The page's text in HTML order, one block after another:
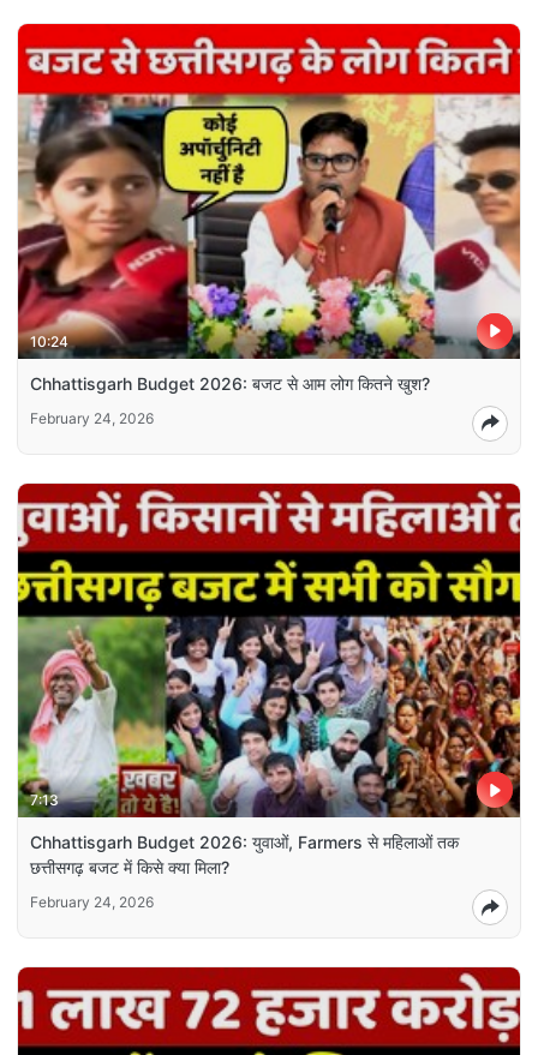
10:24
Chhattisgarh Budget 2026: बजट से आम लोग कितने खुश?
February 24, 2026
7:13
Chhattisgarh Budget 2026: युवाओं, Farmers से महिलाओं तक
छत्तीसगढ़ बजट में किसे क्या मिला?
February 24, 2026